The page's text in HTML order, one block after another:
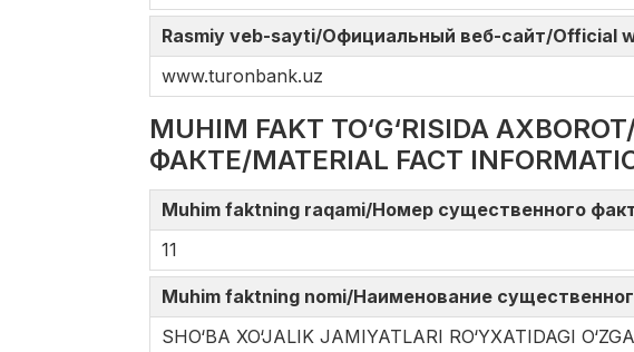
Rasmiy veb-sayti/Официальный веб-сайт/Official
www.turonbank.uz
MUHIM FAKT TO‘G‘RISIDA
ФАКТЕ/MATERIAL FACT
Muhim faktning raqami/Номер существенного
11
Muhim faktning nomi/Наименование
SHO‘BA XO‘JALIK JAMIYATLARI